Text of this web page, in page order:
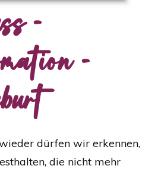
-
-
dürfen wir erkennen,
die nicht mehr